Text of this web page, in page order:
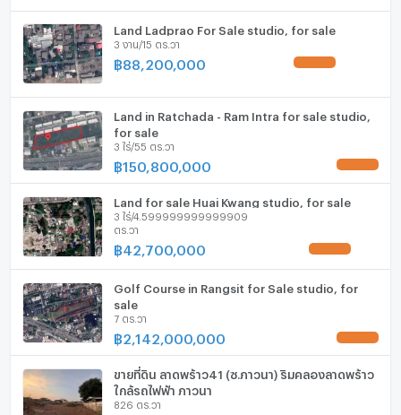
กล้องวงจรปิด (CCTV)
สระว่ายน้ำ
โรงยิม / ฟิตเนส
ห้องซาวน่า
ห้องสตรีม
EV-Charger
เครื่องซักผ้า
ไมโครเวฟ
Land Ladprao For Sale studio, for sale
3 งาน/15 ตร.วา
฿88,200,000
Land in Ratchada - Ram Intra for sale studio,
for sale
3 ไร่/55 ตร.วา
฿150,800,000
Land for sale Huai Kwang studio, for sale
3 ไร่/4.599999999999909
ตร.วา
฿ 42,700,000
Golf Course in Rangsit for Sale studio, for
sale
7 ตร.วา
฿2,142,000,000
ขายที่ดิน ลาดพร้าว41 (ซ.ภาวนา) ริมคลองลาดพร้าว
ใกล้รถไฟฟ้า ภาวนา
826 ตร.วา